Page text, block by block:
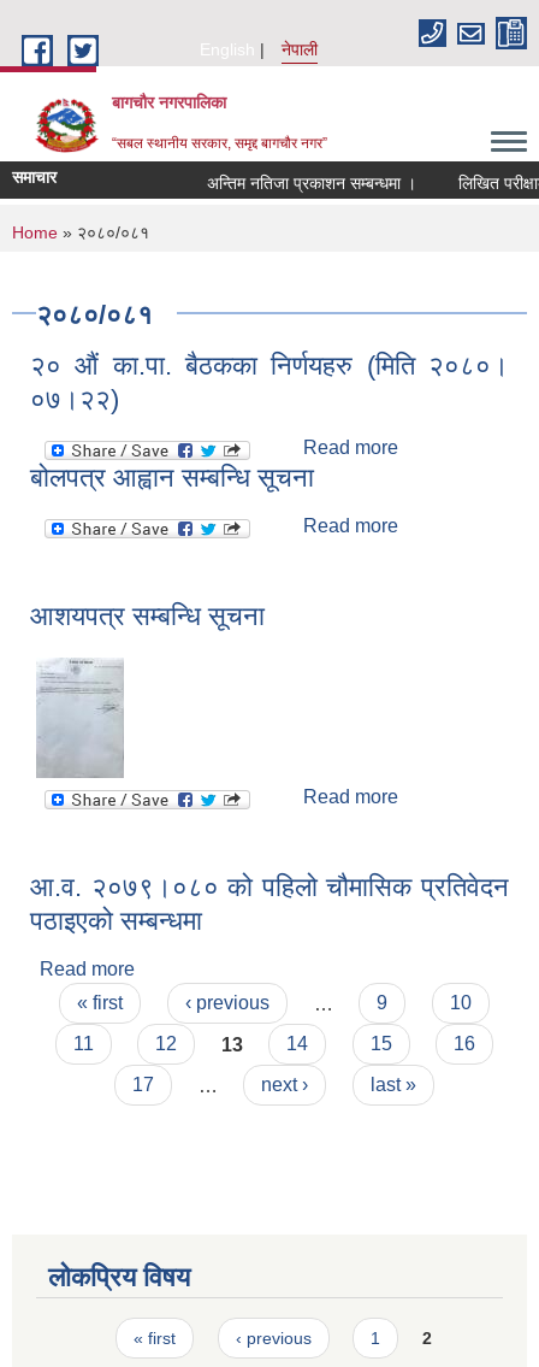
English
नेपाली
बागचौर नगरपालिका
“सबल स्थानीय सरकार, समृद्द बागचौर नगर”
समाचार अन्तिम नतिजा प्रकाशन सम्बन्धमा । लिखित
You are here
Home » २०८०/०८१
२०८०/०८१
२० औं का.पा. बैठकका निर्णयहरु (मिति २०८०।
०७।२२)
Read more
बोलपत्र आह्वान सम्बन्धि सूचना
Read more
आशयपत्र सम्बन्धि सूचना
Read more
आ.व. २०७९।०८० को पहिलो चौमासिक प्रतिवेदन
पठाइएको सम्बन्धमा
Read more
पठाइएको सम्बन्धमा
Pages
« first ‹ previous 9
10
11
12 13 14 15
16
17
next › last »
लोकप्रिय विषय
Pages« first ‹ previous 1 2